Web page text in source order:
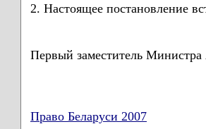
2. Настоящее постановление
Первый заместитель
Право Беларуси 2007